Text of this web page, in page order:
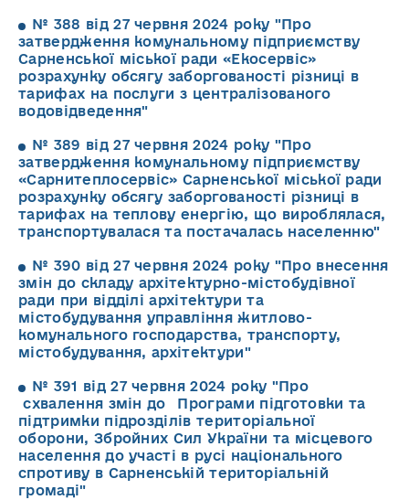
№ 388 від 27 червня 2024 року "Про
затвердження комунальному підприємству
Сарненської міської ради «Екосервіс»
розрахунку обсягу заборгованості різниці в
тарифах на послуги з централізованого
водовідведення"
№ 389 від 27 червня 2024 року "Про
затвердження комунальному підприємству
«Сарнитеплосервіс» Сарненської міської ради
розрахунку обсягу заборгованості різниці в
тарифах на теплову енергію, що вироблялася,
транспортувалася та постачалась населенню"
№ 390 від 27 червня 2024 року "Про внесення
змін до складу архітектурно-містобудівної
ради при відділі архітектури та
містобудування управління житлово-
комунального господарства, транспорту,
містобудування, архітектури"
№ 391 від 27 червня 2024 року "Про
схвалення змін до Програми підготовки та
підтримки підрозділів територіальної
оборони, Збройних Сил України та місцевого
населення до участі в русі національного
спротиву в Сарненській територіальній
громаді"